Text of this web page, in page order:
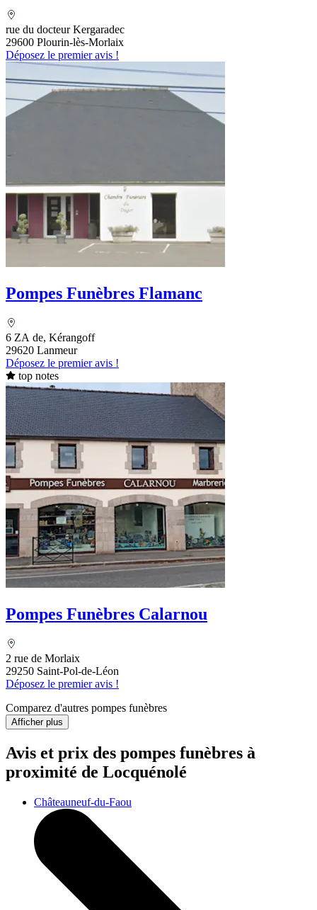
rue du docteur Kergaradec
29600 Plourin-lès-Morlaix
Déposez le premier avis !
Pompes Funèbres Flamanc
6 ZA de, Kérangoff
29620 Lanmeur
Déposez le premier avis !
top notes
Pompes Funèbres Calarnou
2 rue de Morlaix
29250 Saint-Pol-de-Léon
Déposez le premier avis !
Comparez d'autres pompes funèbres
Afficher plus
Avis et prix des pompes funèbres à
proximité de Locquénolé
Châteauneuf-du-Faou